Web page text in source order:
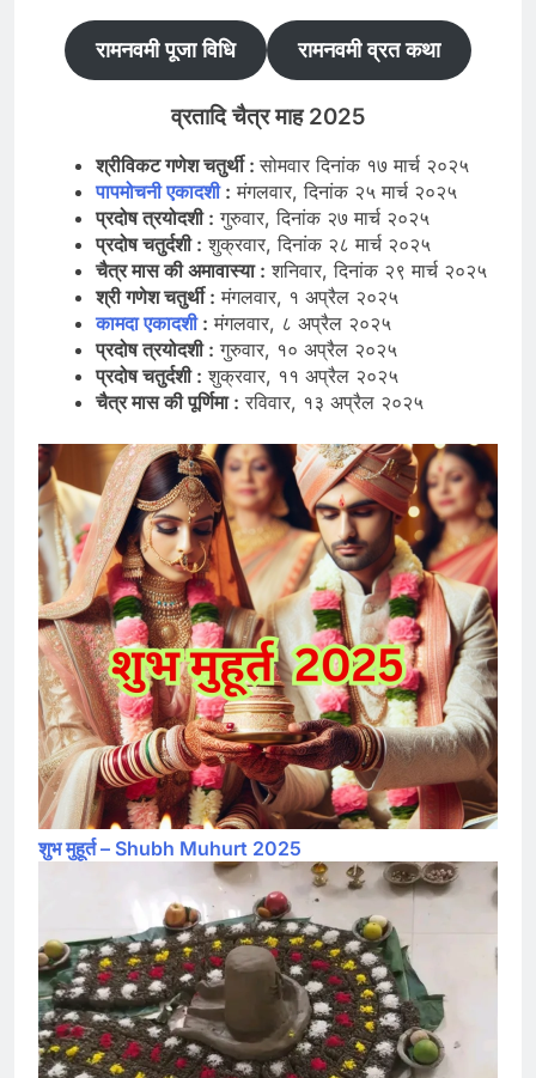
रामनवमी पूजा विधि रामनवमी व्रत कथा
व्रतादि चैत्र माह 2025
श्रीविकट गणेश चतुर्थी :सोमवार दिनांक १७ मार्च २०२५
पापमोचनी एकादशी: मंगलवार, दिनांक २५ मार्च २०२५
प्रदोष त्रयोदशी : गुरुवार, दिनांक २७ मार्च २०२५
प्रदोष चतुर्दशी : शुक्रवार, दिनांक २८ मार्च २०२५
चैत्र मास की अमावास्या : शनिवार, दिनांक २९ मार्च २०२५
श्री गणेश चतुर्थी : मंगलवार, १ अप्रैल २०२५
कामदा एकादशी: मंगलवार, ८ अप्रैल २०२५
प्रदोष त्रयोदशी : गुरुवार, १० अप्रैल २०२५
प्रदोष चतुर्दशी : शुक्रवार, ११ अप्रैल २०२५
चैत्र मास की पूर्णिमा : रविवार, १३ अप्रैल २०२५
शुभ मुहूर्त – Shubh Muhurt 2025